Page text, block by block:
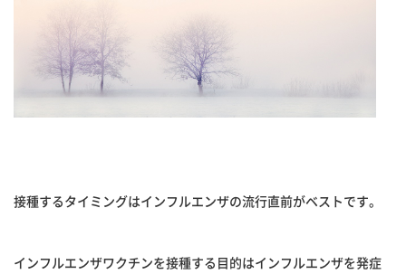
接種するタイミングはインフルエンザの流行直前がベストです。
インフルエンザワクチンを接種する目的はインフルエンザを発症